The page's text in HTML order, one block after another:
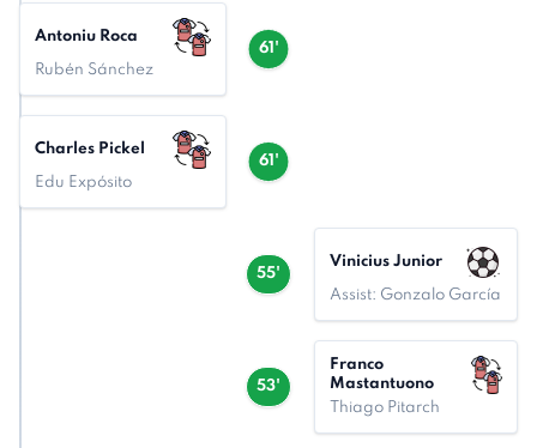
61'
Antoniu Roca
Rubén Sánchez
61'
Charles Pickel
Edu Expósito
55'
Vinicius Junior
Assist: Gonzalo García
53'
Franco
Mastantuono
Thiago Pitarch